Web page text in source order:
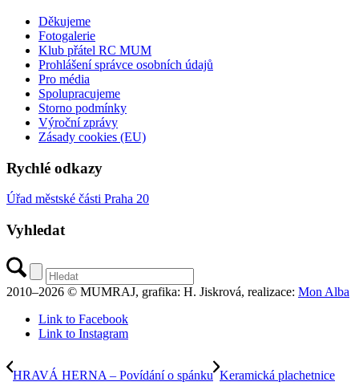
Děkujeme
Fotogalerie
Klub přátel RC MUM
Prohlášení správce osobních údajů
Pro média
Spolupracujeme
Storno podmínky
Výroční zprávy
Zásady cookies (EU)
Rychlé odkazy
Úřad městské části Praha 20
Vyhledat
2010–2026 © MUMRAJ, grafika: H. Jiskrová, realizace: Mon Alba
Link to Facebook
Link to Instagram
HRAVÁ HERNA – Povídání o spánku Keramická plachetnice